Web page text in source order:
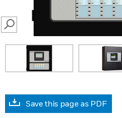
SEARCH
Save this page as PDF